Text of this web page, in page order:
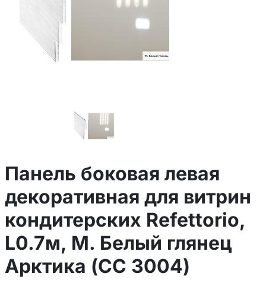
Панель боковая левая
декоративная для витрин
кондитерских Refettorio,
L0.7м, М. Белый глянец
Арктика (CC 3004)